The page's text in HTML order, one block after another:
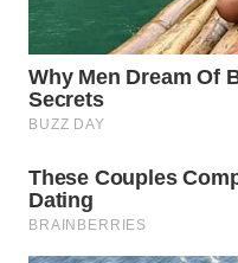
WAHANA
KONSUMEN
WAHANA
TRAVEL